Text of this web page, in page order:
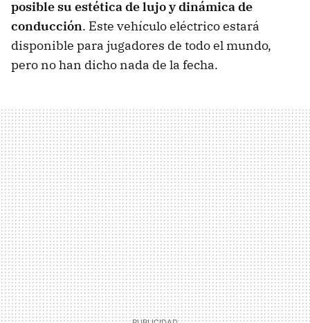
posible su estética de lujo y dinámica de
conducción. Este vehículo eléctrico estará
disponible para jugadores de todo el mundo,
pero no han dicho nada de la fecha.